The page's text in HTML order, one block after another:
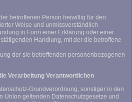
betroffenen Person freiwillig für den
Weise und unmissverständlich
in Form einer Erklärung oder einer
Handlung, mit der die betroffene
der sie betreffenden personenbezogenen
Verarbeitung Verantwortlichen
Grundverordnung, sonstiger in den
Union geltenden Datenschutzgesetze und